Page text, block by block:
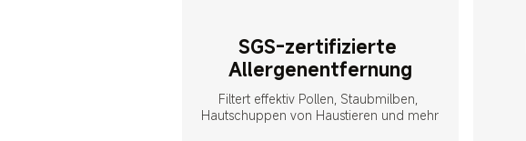
SGS-zertifizierte
Allergenentfernung
Filtert effektiv Pollen, Staubmilben,
Hautschuppen von Haustieren und mehr